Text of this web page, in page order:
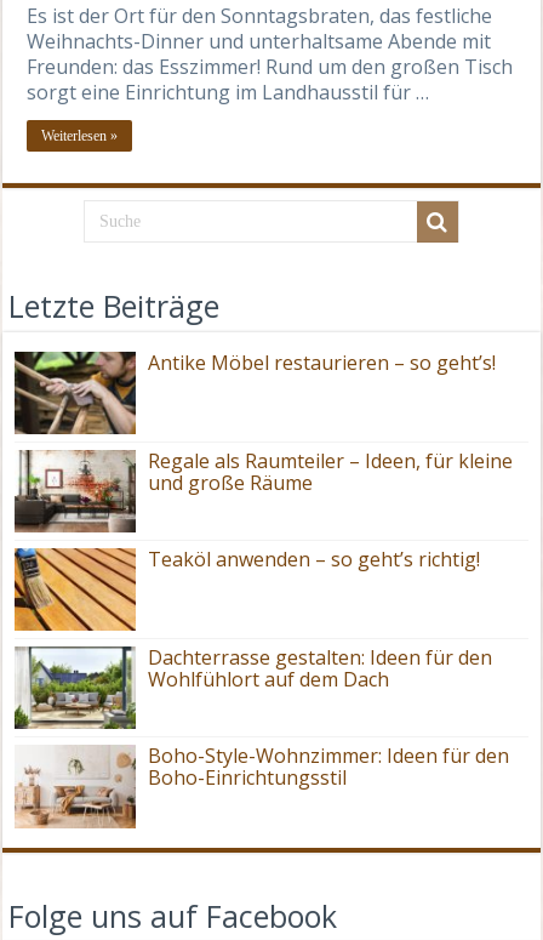
Es ist der Ort für den Sonntagsbraten, das festliche
Weihnachts-Dinner und unterhaltsame Abende mit
Freunden: das Esszimmer! Rund um den großen Tisch
sorgt eine Einrichtung im Landhausstil für …
Weiterlesen »
Letzte Beiträge
Antike Möbel restaurieren – so geht’s!
Regale als Raumteiler – Ideen, für kleine
und große Räume
Teaköl anwenden – so geht’s richtig!
Dachterrasse gestalten: Ideen für den
Wohlfühlort auf dem Dach
Boho-Style-Wohnzimmer: Ideen für den
Boho-Einrichtungsstil
Folge uns auf Facebook